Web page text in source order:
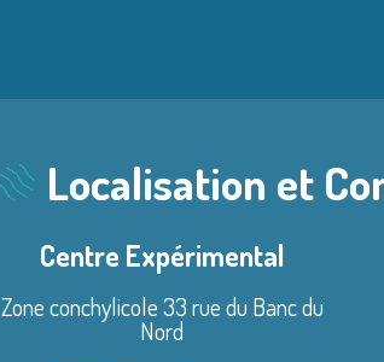
Localisation et
Centre Expérimental
Zone conchylicole 33 rue du Banc du
Nord